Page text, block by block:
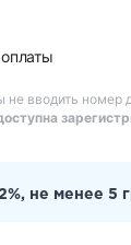
не вводить номер
не менее 5